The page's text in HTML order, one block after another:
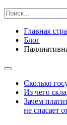
Главная
Блог
Сколько
Из чего
Зачем
не спасает